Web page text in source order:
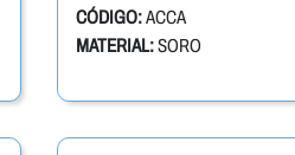
CÓDIGO:ACCA
MATERIAL:SORO